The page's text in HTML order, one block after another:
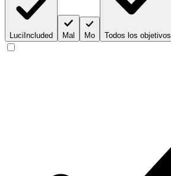
Luci Included Mal Mo Todos los objetivos